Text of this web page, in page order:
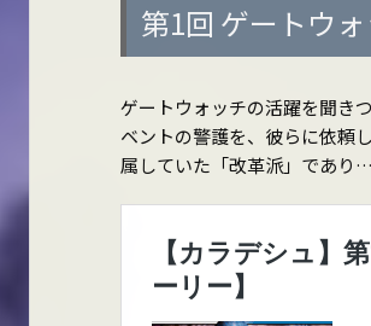
第1回 ゲートウ
ゲートウォッチの活躍を聞き
ベントの警護を、彼らに依頼
属していた「改革派」であり…